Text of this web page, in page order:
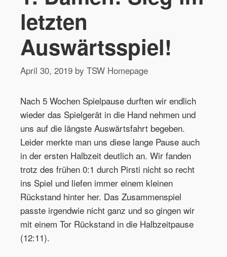
letzten
Auswärtsspiel!
April 30, 2019 by TSW Homepage
Nach 5 Wochen Spielpause durften wir endlich
wieder das Spielgerät in die Hand nehmen und
uns auf die längste Auswärtsfahrt begeben.
Leider merkte man uns diese lange Pause auch
in der ersten Halbzeit deutlich an. Wir fanden
trotz des frühen 0:1 durch Pirsti nicht so recht
ins Spiel und liefen immer einem kleinen
Rückstand hinter her. Das Zusammenspiel
passte irgendwie nicht ganz und so gingen wir
mit einem Tor Rückstand in die Halbzeitpause
(12:11).